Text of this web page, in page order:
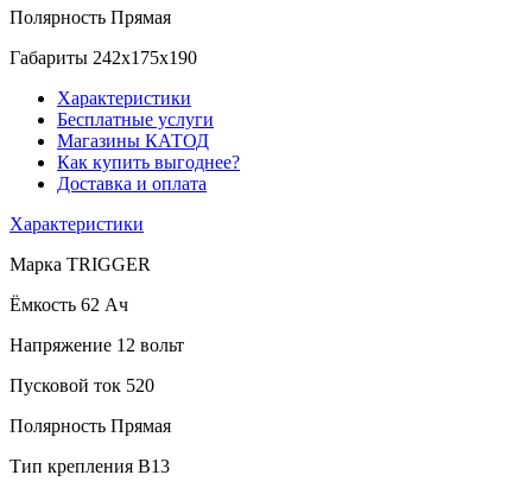
Полярность Прямая
Габариты 242x175x190
Характеристики
Бесплатные услуги
Магазины КАТОД
Как купить выгоднее?
Доставка и оплата
Характеристики
Марка TRIGGER
Ёмкость 62 Ач
Напряжение 12 вольт
Пусковой ток 520
Полярность Прямая
Тип крепления B13